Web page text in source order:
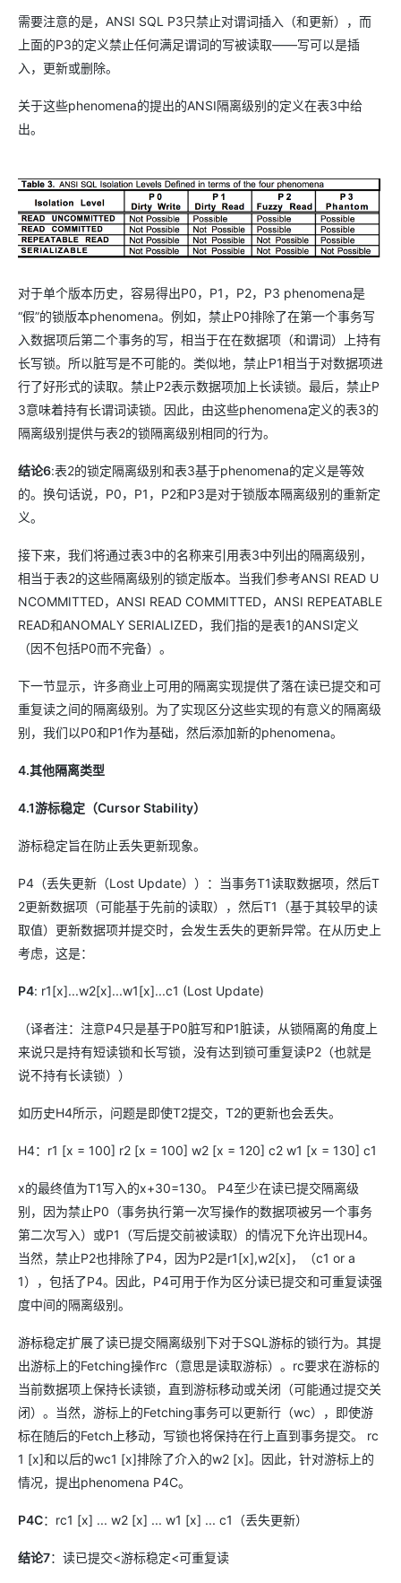
需要注意的是，ANSI SQL P3只禁止对谓词插入（和更新），而
上面的P3的定义禁止任何满足谓词的写被读取——写可以是插
入，更新或删除。
关于这些phenomena的提出的ANSI隔离级别的定义在表3中给
出。
对于单个版本历史，容易得出P0，P1，P2，P3 phenomena是
“假”的锁版本phenomena。例如，禁止P0排除了在第一个事务写
入数据项后第二个事务的写，相当于在在数据项（和谓词）上持有
长写锁。所以脏写是不可能的。类似地，禁止P1相当于对数据项进
行了好形式的读取。禁止P2表示数据项加上长读锁。最后，禁止P
3意味着持有长谓词读锁。因此，由这些phenomena定义的表3的
隔离级别提供与表2的锁隔离级别相同的行为。
结论6:表2的锁定隔离级别和表3基于phenomena的定义是等效
的。换句话说，P0，P1，P2和P3是对于锁版本隔离级别的重新定
义。
接下来，我们将通过表3中的名称来引用表3中列出的隔离级别，
相当于表2的这些隔离级别的锁定版本。当我们参考ANSI READ U
NCOMMITTED，ANSI READ COMMITTED，ANSI REPEATABLE
READ和ANOMALY SERIALIZED，我们指的是表1的ANSI定义
（因不包括P0而不完备）。
下一节显示，许多商业上可用的隔离实现提供了落在读已提交和可
重复读之间的隔离级别。为了实现区分这些实现的有意义的隔离级
别，我们以P0和P1作为基础，然后添加新的phenomena。
4.其他隔离类型
4.1游标稳定（Cursor Stability）
游标稳定旨在防止丢失更新现象。
P4（丢失更新（Lost Update））：当事务T1读取数据项，然后T
2更新数据项（可能基于先前的读取），然后T1（基于其较早的读
取值）更新数据项并提交时，会发生丢失的更新异常。在从历史上
考虑，这是：
P4: r1[x]...w2[x]...w1[x]...c1 (Lost Update)
（译者注：注意P4只是基于P0脏写和P1脏读，从锁隔离的角度上
来说只是持有短读锁和长写锁，没有达到锁可重复读P2（也就是
说不持有长读锁））
如历史H4所示，问题是即使T2提交，T2的更新也会丢失。
H4：r1 [x = 100] r2 [x = 100] w2 [x = 120] c2 w1 [x = 130] c1
x的最终值为T1写入的x+30=130。 P4至少在读已提交隔离级
别，因为禁止P0（事务执行第一次写操作的数据项被另一个事务
第二次写入）或P1（写后提交前被读取）的情况下允许出现H4。
当然，禁止P2也排除了P4，因为P2是r1[x],w2[x]，（c1 or a
1），包括了P4。因此，P4可用于作为区分读已提交和可重复读强
度中间的隔离级别。
游标稳定扩展了读已提交隔离级别下对于SQL游标的锁行为。其提
出游标上的Fetching操作rc（意思是读取游标）。rc要求在游标的
当前数据项上保持长读锁，直到游标移动或关闭（可能通过提交关
闭）。当然，游标上的Fetching事务可以更新行（wc），即使游
标在随后的Fetch上移动，写锁也将保持在行上直到事务提交。 rc
1 [x]和以后的wc1 [x]排除了介入的w2 [x]。因此，针对游标上的
情况，提出phenomena P4C。
P4C：rc1 [x] ... w2 [x] ... w1 [x] ... c1（丢失更新）
结论7：读已提交<游标稳定<可重复读